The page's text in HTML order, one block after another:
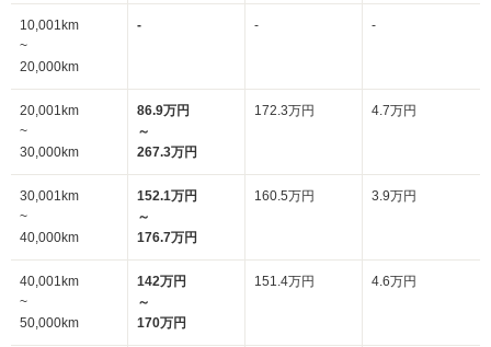
10,001km
~
20,000km
- - -
20,001km
~
30,000km
86.9万円
～
267.3万円
172.3万円 4.7万円
30,001km
~
40,000km
152.1万円
～
176.7万円
160.5万円 3.9万円
40,001km
~
50,000km
142万円
～
170万円
151.4万円 4.6万円